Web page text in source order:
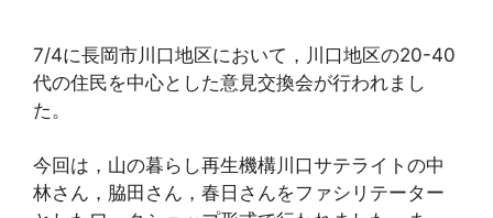
7/4に長岡市川口地区において，川口地区の20-40
代の住民を中心とした意見交換会が行われまし
た。
今回は，山の暮らし再生機構川口サテライトの中
林さん，脇田さん，春日さんをファシリテーター